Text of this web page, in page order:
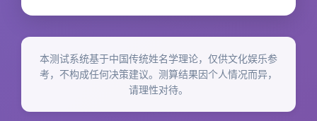
本测试系统基于中国传统姓名学理论，仅供文化娱乐参
考，不构成任何决策建议。测算结果因个人情况而异，
请理性对待。